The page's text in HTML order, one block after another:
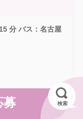
分 バス：名古屋
募 検索